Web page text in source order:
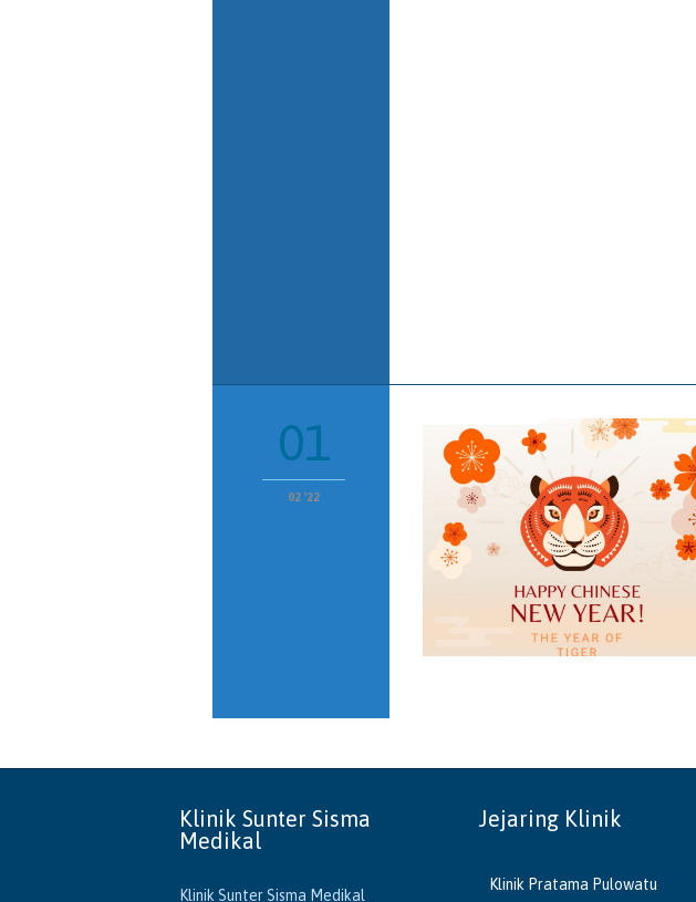
01
02 '22
Klinik Sunter Sisma
Medikal
Klinik Sunter Sisma Medikal
Jejaring Klinik
Klinik Pratama Pulowatu